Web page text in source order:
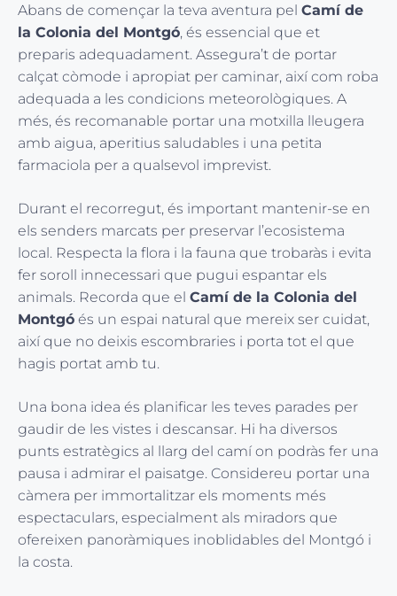
Abans de començar la teva aventura pel Camí de
la Colonia del Montgó, és essencial que et
preparis adequadament. Assegura’t de portar
calçat còmode i apropiat per caminar, així com roba
adequada a les condicions meteorològiques. A
més, és recomanable portar una motxilla lleugera
amb aigua, aperitius saludables i una petita
farmaciola per a qualsevol imprevist.
Durant el recorregut, és important mantenir-se en
els senders marcats per preservar l’ecosistema
local. Respecta la flora i la fauna que trobaràs i evita
fer soroll innecessari que pugui espantar els
animals. Recorda que el Camí de la Colonia del
Montgó és un espai natural que mereix ser cuidat,
així que no deixis escombraries i porta tot el que
hagis portat amb tu.
Una bona idea és planificar les teves parades per
gaudir de les vistes i descansar. Hi ha diversos
punts estratègics al llarg del camí on podràs fer una
pausa i admirar el paisatge. Considereu portar una
càmera per immortalitzar els moments més
espectaculars, especialment als miradors que
ofereixen panoràmiques inoblidables del Montgó i
la costa.